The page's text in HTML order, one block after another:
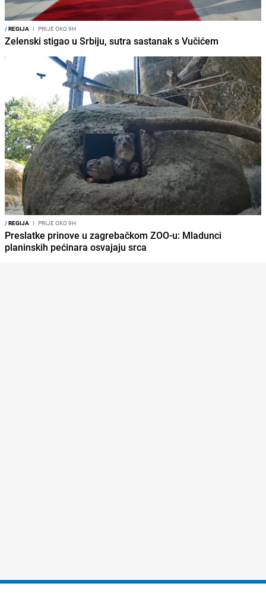
/REGIJA I PRIJE OKO 9H
Zelenski stigao u Srbiju, sutra sastanak s Vučićem
/REGIJA I PRIJE OKO 9H
Preslatke prinove u zagrebačkom ZOO-u: Mladunci
planinskih pećinara osvajaju srca